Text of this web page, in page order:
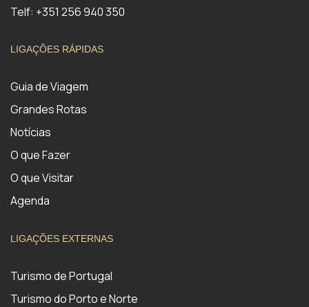
Telf: +351 256 940 350
LIGAÇÕES RÁPIDAS
Guia de Viagem
Grandes Rotas
Notícias
O que Fazer
O que Visitar
Agenda
LIGAÇÕES EXTERNAS
Turismo de Portugal
Turismo do Porto e Norte